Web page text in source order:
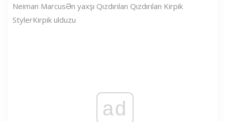
Neiman MarcusƏn yaxşı Qızdırılan Qızdırılan Kirpik
StylerKirpik ulduzu
ad